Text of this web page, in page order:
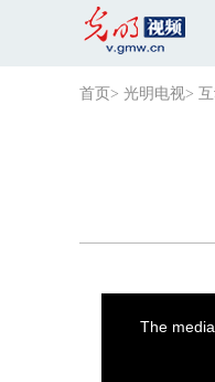
首页 > 光明电视>
The